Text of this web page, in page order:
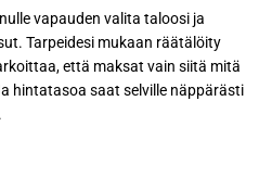
vapauden valita taloosi ja
Tarpeidesi mukaan räätälöity
että maksat vain siitä mitä
hintatasoa saat selville näppärästi